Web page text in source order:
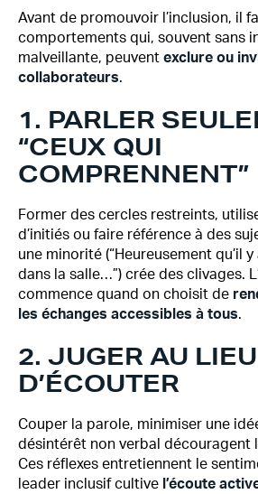
Avant de promouvoir l’inclusion, il
comportements qui, souvent sans
malveillante, peuvent exclure ou
collaborateurs.
1. PARLER
“CEUX QUI
COMPRENNENT”
Former des cercles restreints,
d’initiés ou faire référence à des
une minorité (“Heureusement qu’il
dans la salle…”) crée des clivages.
commence quand on choisit de
les échanges accessibles à tous.
2. JUGER AU LIEU
D’ÉCOUTER
Couper la parole, minimiser une
désintérêt non verbal découragent
Ces réflexes entretiennent le
leader inclusif cultive l’écoute